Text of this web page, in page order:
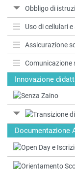
Obbligo di
Uso di cellulari
Assicurazione
Comunicazione
Innovazione
Documentazione